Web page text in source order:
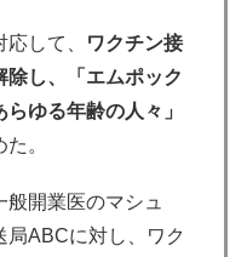
して、
ワクチン接
し、「エムポック
ゆる年齢の人々」
。
開業医のマシュ
局ABCに対し、ワク